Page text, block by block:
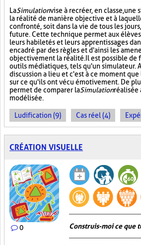
LaSimulationvise à recréer, en classe,
la réalité de manière objective et à
confronté, soit dans la vie de tous les
future. Cette technique permet aux
leurs habiletés et leurs apprentissages
encadré par des règles et d'ainsi les
objectivement la réalité. Il est possible de
outils médiatiques, tels qu'un simulateur.
discussion a lieu et c'est à ce moment
sur ce qu'ils ont vécu émotivement. De
permet de comparer laSimulationréalisée
modélisée.
Ludification (9) Cas réel (4)
CRÉATION VISUELLE
0 Construis-moi ce que